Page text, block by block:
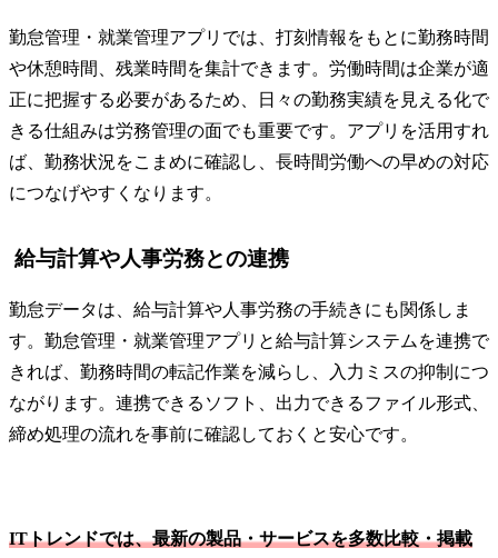
勤怠管理・就業管理アプリでは、打刻情報をもとに勤務時間
や休憩時間、残業時間を集計できます。労働時間は企業が適
正に把握する必要があるため、日々の勤務実績を見える化で
きる仕組みは労務管理の面でも重要です。アプリを活用すれ
ば、勤務状況をこまめに確認し、長時間労働への早めの対応
につなげやすくなります。
給与計算や人事労務との連携
勤怠データは、給与計算や人事労務の手続きにも関係しま
す。勤怠管理・就業管理アプリと給与計算システムを連携で
きれば、勤務時間の転記作業を減らし、入力ミスの抑制につ
ながります。連携できるソフト、出力できるファイル形式、
締め処理の流れを事前に確認しておくと安心です。
ITトレンドでは、最新の製品・サービスを多数比較・掲載